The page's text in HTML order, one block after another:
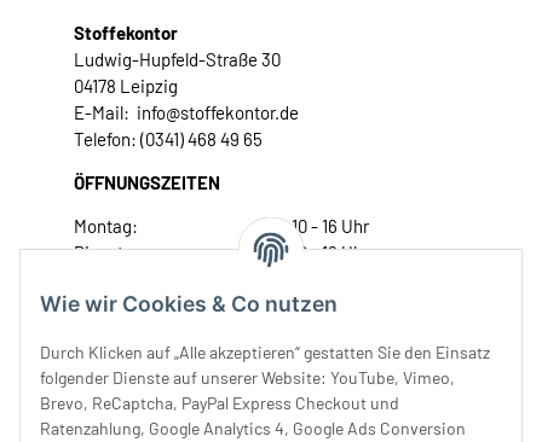
Wie wir Cookies & Co nutzen
Durch Klicken auf „Alle akzeptieren“ gestatten Sie den Einsatz
folgender Dienste auf unserer Website: YouTube, Vimeo,
Brevo, ReCaptcha, PayPal Express Checkout und
Ratenzahlung, Google Analytics 4, Google Ads Conversion
Stoffekontor
Ludwig-Hupfeld-Straße 30
04178 Leipzig
E-Mail: info@stoffekontor.de
Telefon: (0341) 468 49 65
ÖFFNUNGSZEITEN
Montag:
10 - 16 Uhr
Dienstag:
10 - 16 Uhr
Donnerstag:
10 - 18 Uhr
Samstag:
10 - 14 Uhr
Unser Service